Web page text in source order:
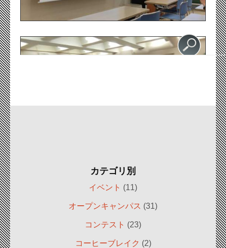
カテゴリ別
イベント (11)
オープンキャンパス (31)
コンテスト (23)
コーヒーブレイク (2)